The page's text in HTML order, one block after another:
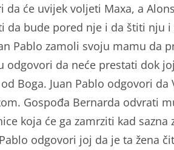
da će uvijek voljeti Maxa, a
da bude pored nje i da štiti nju i
Pablo zamoli svoju mamu da
odgovori da neće prestati dok
Boga. Juan Pablo odgovori da
Gospođa Bernarda odvrati
koja će ga zamrziti kad sazna
odgovori joj da je ta žena